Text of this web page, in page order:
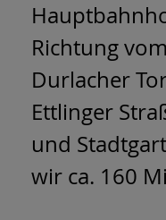
Richtung
Durlacher
Ettlinger
und
wir ca. 160